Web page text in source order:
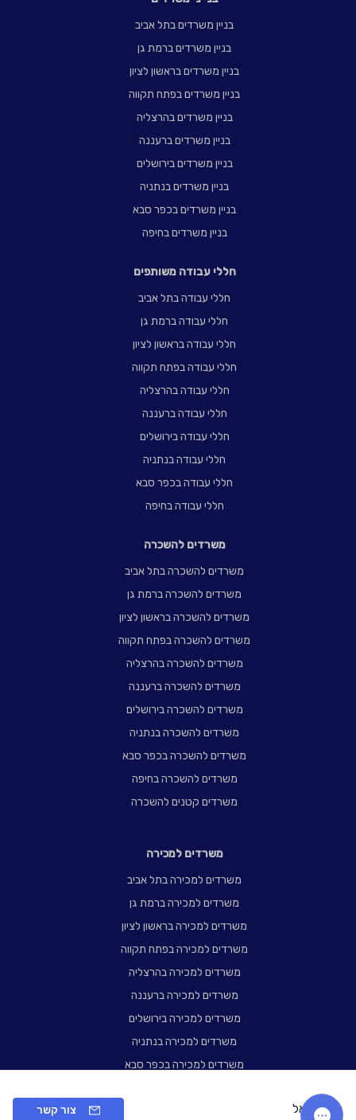
בית אריאל צור קשר
בניין משרדים בתל אביב
בניין משרדים ברמת גן
בניין משרדים בראשון לציון
בניין משרדים בפתח תקווה
בניין משרדים בהרצליה
בניין משרדים ברעננה
בניין משרדים בירושלים
בניין משרדים בנתניה
בניין משרדים בכפר סבא
בניין משרדים בחיפה
חללי עבודה משותפים
חללי עבודה בתל אביב
חללי עבודה ברמת גן
חללי עבודה בראשון לציון
חללי עבודה בפתח תקווה
חללי עבודה בהרצליה
חללי עבודה ברעננה
חללי עבודה בירושלים
חללי עבודה בנתניה
חללי עבודה בכפר סבא
חללי עבודה בחיפה
משרדים להשכרה
משרדים להשכרה בתל אביב
משרדים להשכרה ברמת גן
משרדים להשכרה בראשון לציון
משרדים להשכרה בפתח תקווה
משרדים להשכרה בהרצליה
משרדים להשכרה ברעננה
משרדים להשכרה בירושלים
משרדים להשכרה בנתניה
משרדים להשכרה בכפר סבא
משרדים להשכרה בחיפה
משרדים קטנים להשכרה
משרדים למכירה
משרדים למכירה בתל אביב
משרדים למכירה ברמת גן
משרדים למכירה בראשון לציון
משרדים למכירה בפתח תקווה
משרדים למכירה בהרצליה
משרדים למכירה ברעננה
משרדים למכירה בירושלים
משרדים למכירה בנתניה
משרדים למכירה בכפר סבא